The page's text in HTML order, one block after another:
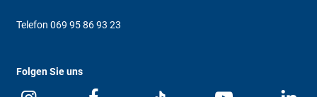
Telefon 069 95 86 93 23
Folgen Sie uns